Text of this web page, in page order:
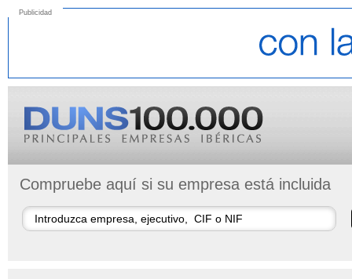
Publicidad
Compruebe aquí si su empresa está incluida